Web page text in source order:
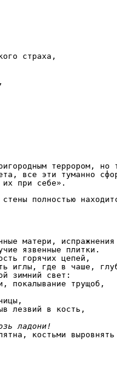
страха,
террором, но
все эти туманно
их при себе».
полностью
матери, испражнения
язвенные плитки.
горячих цепей,
иглы, где в чаше,
зимний свет:
покалывание трущоб,
лезвий в кость,
ладони!
костьми